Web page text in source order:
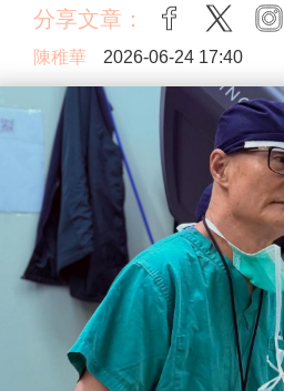
分享文章： facebook
twitter
陳稚華 2026-06-24 17:40